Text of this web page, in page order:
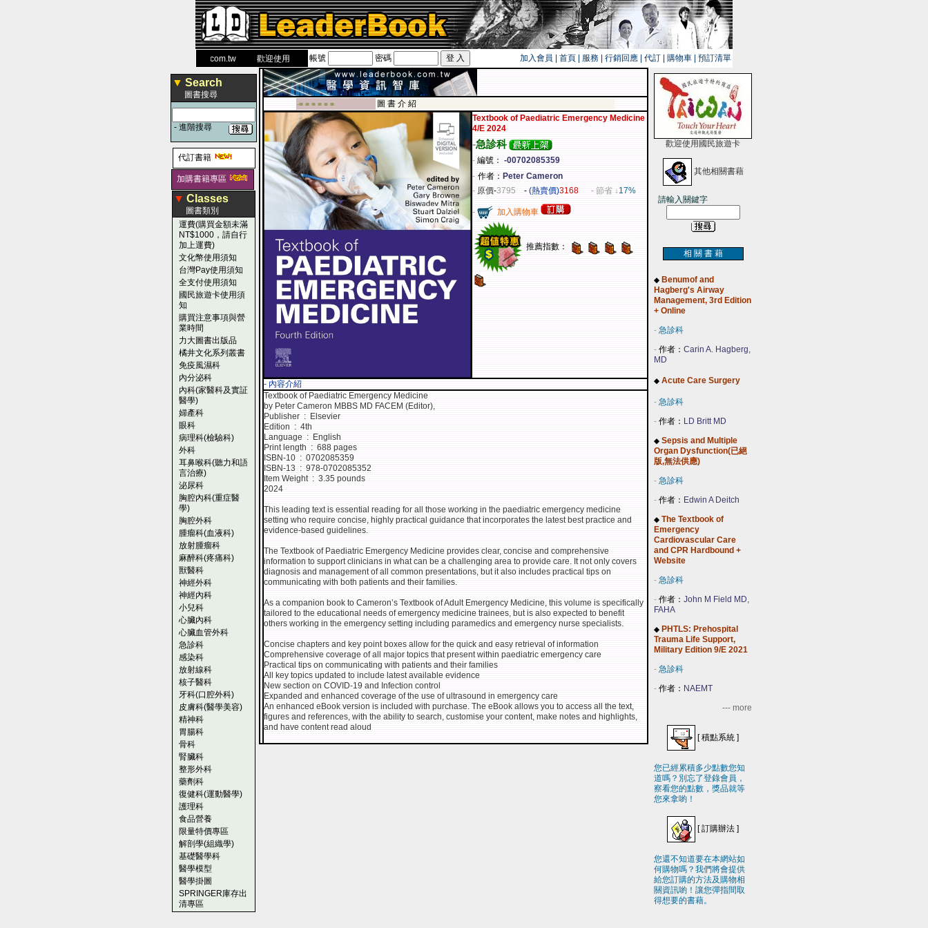
www.leaderbook.com.tw歡迎使用 國民旅遊卡！！
帳號 密碼 加入會員 首頁 服務 行銷回應 代訂 購物車 預訂清單
▼ Search
圖書搜尋
- 進階搜尋
代訂書籍
加購書籍專區
▼ Classes
圖書類別
運費(購買金額未滿
NT$1000，請自行
加上運費)
文化幣使用須知
台灣Pay使用須知
全支付使用須知
國民旅遊卡使用須
知
購買注意事項與營
業時間
力大圖書出版品
橘井文化系列叢書
免疫風濕科
內分泌科
內科(家醫科及實証
醫學)
婦產科
眼科
病理科(檢驗科)
外科
耳鼻喉科(聽力和語
言治療)
泌尿科
胸腔內科(重症醫
學)
胸腔外科
腫瘤科(血液科)
放射腫瘤科
麻醉科(疼痛科)
獸醫科
神經外科
神經內科
小兒科
心臟內科
心臟血管外科
急診科
感染科
放射線科
核子醫科
牙科(口腔外科)
皮膚科(醫學美容)
精神科
胃腸科
骨科
腎臟科
整形外科
藥劑科
復健科(運動醫學)
護理科
食品營養
限量特價專區
解剖學(組織學)
基礎醫學科
醫學模型
醫學掛圖
SPRINGER庫存出
清專區
-■ ■ ■ ■ ■ ■
圖 書 介 紹
Textbook of Paediatric Emergency Medicine
4/E 2024
-急診科
- 編號： -00702085359
- 作者： Peter Cameron
- 原價-3795 - (熱賣價)3168 - 節省 ↓17%
- 加入購物車
推薦指數：
- 內容介紹
Textbook of Paediatric Emergency Medicine
by Peter Cameron MBBS MD FACEM (Editor),
Publisher ‏ : ‎ Elsevier
Edition ‏ : ‎ 4th
Language ‏ : ‎ English
Print length ‏ : ‎ 688 pages
ISBN-10 ‏ : ‎ 0702085359
ISBN-13 ‏ : ‎ 978-0702085352
Item Weight ‏ : ‎ 3.35 pounds
2024
This leading text is essential reading for all those working in the paediatric emergency medicine
setting who require concise, highly practical guidance that incorporates the latest best practice and
evidence-based guidelines.
The Textbook of Paediatric Emergency Medicine provides clear, concise and comprehensive
information to support clinicians in what can be a challenging area to provide care. It not only covers
diagnosis and management of all common presentations, but it also includes practical tips on
communicating with both patients and their families.
As a companion book to Cameron’s Textbook of Adult Emergency Medicine, this volume is specifically
tailored to the educational needs of emergency medicine trainees, but is also expected to benefit
others working in the emergency setting including paramedics and emergency nurse specialists.
Concise chapters and key point boxes allow for the quick and easy retrieval of information
Comprehensive coverage of all major topics that present within paediatric emergency care
Practical tips on communicating with patients and their families
All key topics updated to include latest available evidence
New section on COVID-19 and Infection control
Expanded and enhanced coverage of the use of ultrasound in emergency care
An enhanced eBook version is included with purchase. The eBook allows you to access all the text,
figures and references, with the ability to search, customise your content, make notes and highlights,
and have content read aloud
歡迎使用國民旅遊卡
其他相關書藉
請輸入關鍵字
相 關 書 藉
◆ Benumof and
Hagberg's Airway
Management, 3rd Edition
+ Online
- 急診科
- 作者： Carin A. Hagberg,
MD
◆ Acute Care Surgery
- 急診科
- 作者： LD Britt MD
◆ Sepsis and Multiple
Organ Dysfunction(已絕
版,無法供應)
- 急診科
- 作者： Edwin A Deitch
◆ The Textbook of
Emergency
Cardiovascular Care
and CPR Hardbound +
Website
- 急診科
- 作者： John M Field MD,
FAHA
◆ PHTLS: Prehospital
Trauma Life Support,
Military Edition 9/E 2021
- 急診科
- 作者： NAEMT
--- more
[積點系統 ]
您已經累積多少點數您知
道嗎？別忘了登錄會員，
察看您的點數，獎品就等
您來拿喲！
[訂購辦法 ]
您還不知道要在本網站如
何購物嗎？我們將會提供
給您訂購的方法及購物相
關資訊喲！讓您彈指間取
得想要的書藉。